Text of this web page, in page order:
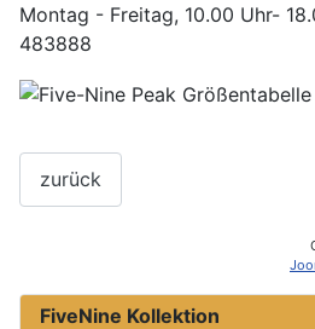
Montag - Freitag, 10.00 Uhr-
483888
FiveNine Kollektion